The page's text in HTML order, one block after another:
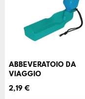
ABBEVERATOIO DA
VIAGGIO
Prezzo
2,19 €